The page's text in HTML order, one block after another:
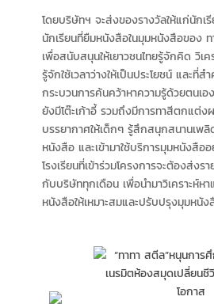
โดยบริษัทฯ จะส่งของรางวัลให้แก่นักเ
นักเรียนที่ยืมหนังสือในมุมหนังสือของ
เพื่อสนับสนุนให้เยาวชนไทยรู้จักคิด วิเ
รู้จักใช้เวลาว่างให้เป็นประโยชน์ และที่
กระบวนการค้นคว้าหาความรู้ด้วยตนเ
ยังมีโต๊ะเก้าอี้ รวมถึงมีการทาสีตกแต่ง
บรรยากาศให้เด็กๆ รู้สึกสนุกสนานเพ
หนังสือ และเข้ามาใช้บริการมุมหนังสือ
โรงเรียนที่เข้าร่วมโครงการจะต้องส่งร
กับบริษัททุกเดือน เพื่อนำมาวิเคราะห์ห
หนังสือให้เหมาะสมและปรับปรุงมุมหนั